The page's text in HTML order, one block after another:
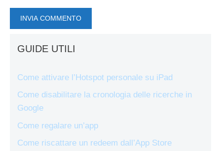
GUIDE UTILI
Come attivare l’Hotspot personale su iPad
Come disabilitare la cronologia delle ricerche in
Google
Come regalare un’app
Come riscattare un redeem dall’App Store